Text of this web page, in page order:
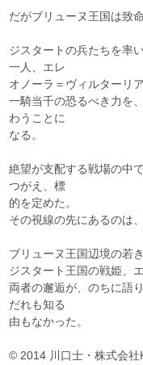
だがブリューヌ王国は致
ジスタートの兵たちを率
一人、エレ
オノーラ＝ヴィルターリ
一騎当千の恐るべき力を
わうことに
なる。
絶望が支配する戦場の中
つがえ、標
的を定めた。
その視線の先にあるのは
ブリューヌ王国辺境の若
ジスタート王国の戦姫、
両者の邂逅が、のちに語
だれも知る
由もなかった。
© 2014 川口士・株式会社